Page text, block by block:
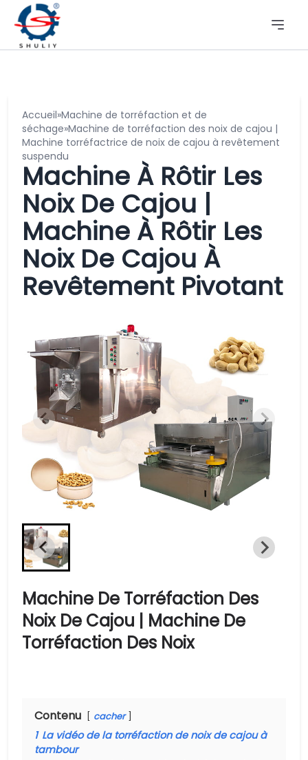
Accueil»Machine de torréfaction et de
séchage»Machine de torréfaction des noix de cajou |
Machine torréfactrice de noix de cajou à revêtement
suspendu
Machine À Rôtir Les
Noix De Cajou |
Machine À Rôtir Les
Noix De Cajou À
Revêtement Pivotant
Machine De Torréfaction Des
Noix De Cajou | Machine De
Torréfaction Des Noix
Contenu cacher
1 La vidéo de la torréfaction de noix de cajou à
tambour